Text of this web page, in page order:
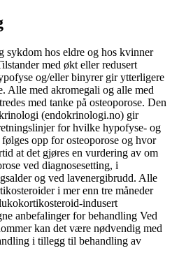
sykdom hos eldre og hos kvinner
med økt eller redusert
og/eller binyrer gir ytterligere
Alle med akromegali og alle med
med tanke på osteoporose. Den
(endokrinologi.no) gir
for hvilke hypofyse- og
opp for osteoporose og hvor
at det gjøres en vurdering av om
ved diagnosesetting, i
og ved lavenergibrudd. Alle
i mer enn tre måneder
indusert
anbefalinger for behandling Ved
kan det være nødvendig med
i tillegg til behandling av